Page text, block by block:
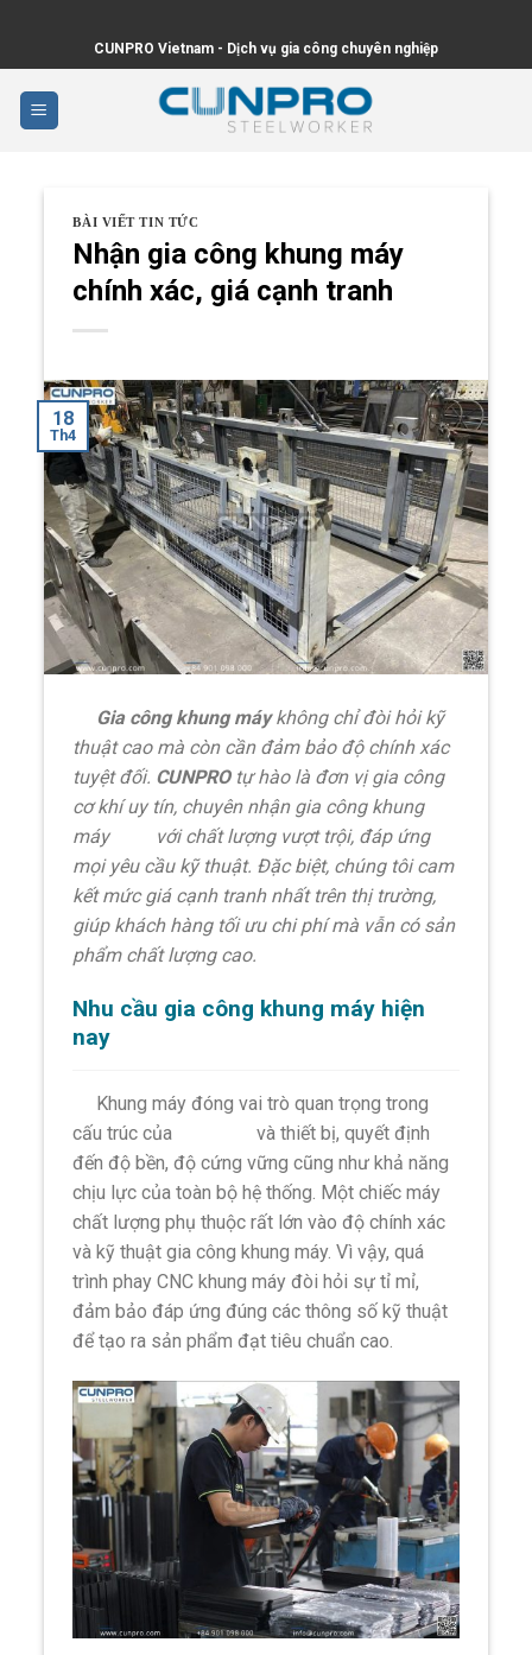
content
CUNPRO Vietnam - Dịch vụ gia công chuyên nghiệp
BÀI VIẾT TIN TỨC
Nhận gia công khung máy
chính xác, giá cạnh tranh
18
Th4
Gia công khung máykhông chỉ đòi hỏi kỹ
thuật cao mà còn cần đảm bảo độ chính xác
tuyệt đối. CUNPROtự hào là đơn vị gia công
cơ khí uy tín, chuyên nhận gia công khung
máy
với chất lượng vượt trội, đáp ứng
mọi yêu cầu kỹ thuật. Đặc biệt, chúng tôi cam
kết mức giá cạnh tranh nhất trên thị trường,
giúp khách hàng tối ưu chi phí mà vẫn có sản
phẩm chất lượng cao.
Nhu cầu gia công khung máy hiện
nay
Khung máy đóng vai trò quan trọng trong
cấu trúc của
và thiết bị, quyết định
đến độ bền, độ cứng vững cũng như khả năng
chịu lực của toàn bộ hệ thống. Một chiếc máy
chất lượng phụ thuộc rất lớn vào độ chính xác
và kỹ thuật gia công khung máy. Vì vậy, quá
trình phay CNC khung máy đòi hỏi sự tỉ mỉ,
đảm bảo đáp ứng đúng các thông số kỹ thuật
để tạo ra sản phẩm đạt tiêu chuẩn cao.